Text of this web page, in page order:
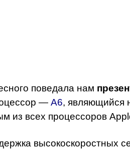
поведала нам
— А6, являющийся
из всех процессоров
высокоскоростных